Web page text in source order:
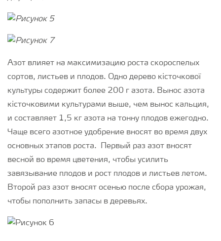
Азот влияет на максимизацию роста скороспелых
сортов, листьев и плодов. Одно дерево кісточкової
культуры содержит более 200 г азота. Вынос азота
кісточковими культурами выше, чем вынос кальция,
и составляет 1,5 кг азота на тонну плодов ежегодно.
Чаще всего азотное удобрение вносят во время двух
основных этапов роста. Первый раз азот вносят
весной во время цветения, чтобы усилить
завязывание плодов и рост плодов и листьев летом.
Второй раз азот вносят осенью после сбора урожая,
чтобы пополнить запасы в деревьях.